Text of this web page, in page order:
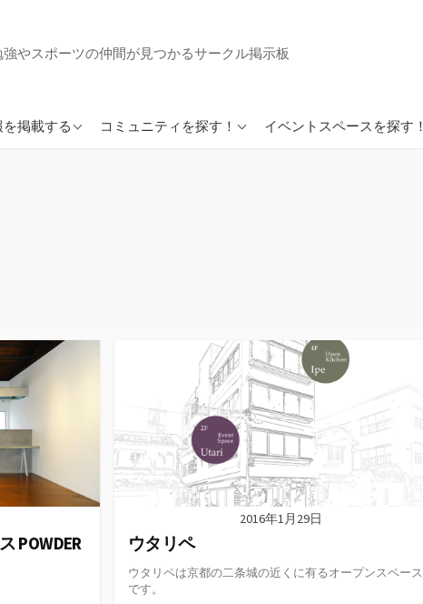
強やスポーツの仲間が見つかるサークル掲示板
掲載する
順 コミュニティを探す！
英会話サークルまとめ
イベントスペースを探す！
イベントスペースまとめ
POWDER
2016年1月29日
ウタリペ
ウタリペは京都の二条城の近くに有るオープンスペース
です。